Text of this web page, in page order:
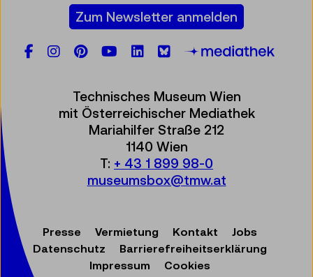
Zum Newsletter anmelden
Facebook
Instagram
Pinterest
YouTube
LinkedIn
Bluesky
Technisches Museum Wien
mit Österreichischer Mediathek
Mariahilfer Straße 212
1140 Wien
T: + 43 1 899 98-0
museumsbox@tmw.at
Presse Vermietung Kontakt
Jobs
Datenschutz
Barrierefreiheitserklärung
Impressum
Cookies